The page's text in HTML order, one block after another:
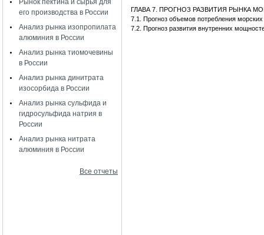
Рынок пектина и сырья для
его производства в России
Анализ рынка изопропилата
алюминия в России
Анализ рынка тиомочевины
в России
Анализ рынка динитрата
изосорбида в России
Анализ рынка сульфида и
гидросульфида натрия в
России
Анализ рынка нитрата
алюминия в России
Все отчеты
ГЛАВА 7. ПРОГНОЗ РАЗВИТИЯ РЫНКА
7.1. Прогноз объемов потребления
7.2. Прогноз развития внутренних